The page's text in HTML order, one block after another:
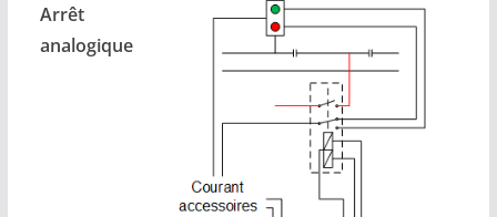
Arrêt
analogique